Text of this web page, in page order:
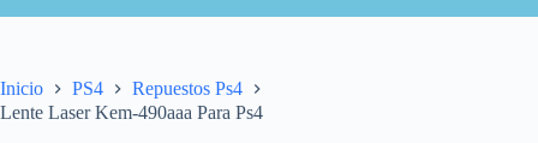
Inicio PS4
Repuestos Ps4
Lente Laser Kem-490aaa Para Ps4